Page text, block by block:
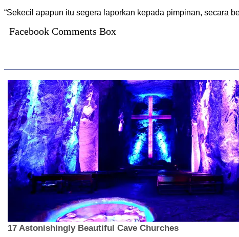
“Sekecil apapun itu segera laporkan kepada pimpinan, secara
Facebook Comments Box